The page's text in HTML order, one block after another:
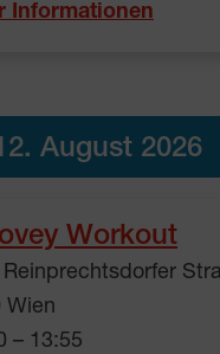
Informationen
August 2026
Workout
Reinprechtsdorfer
Wien
– 13:55